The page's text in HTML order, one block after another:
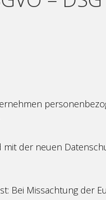
mit der neuen
Bei Missachtung der